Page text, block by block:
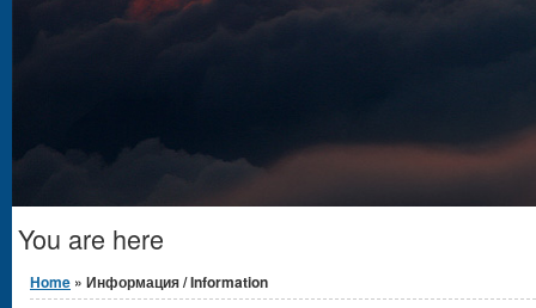
You are here
Home » Информация / Information